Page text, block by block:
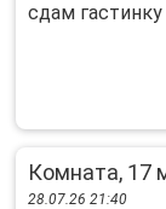
сдам
Комната, 17
28.07.26 21:40